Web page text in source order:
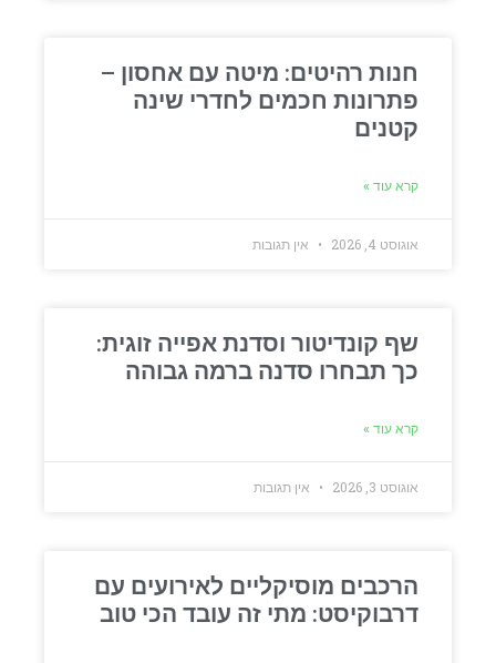
חנות רהיטים: מיטה עם אחסון –
פתרונות חכמים לחדרי שינה
קטנים
קרא עוד »
אוגוסט 4, 2026 אין תגובות
שף קונדיטור וסדנת אפייה זוגית:
כך תבחרו סדנה ברמה גבוהה
קרא עוד »
אוגוסט 3, 2026 אין תגובות
הרכבים מוסיקליים לאירועים עם
דרבוקיסט: מתי זה עובד הכי טוב